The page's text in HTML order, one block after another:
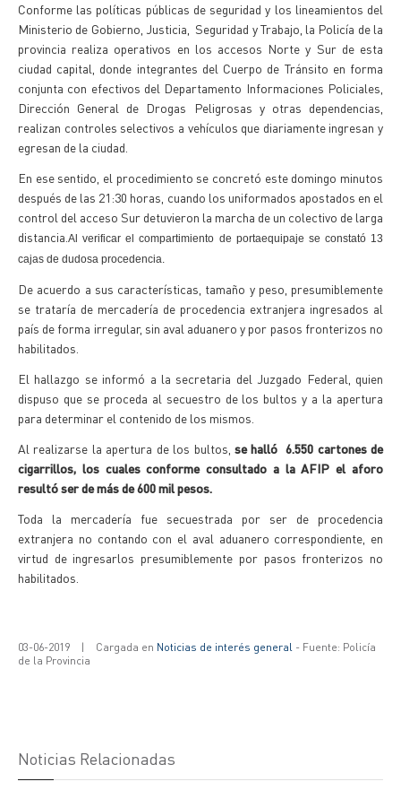
Conforme las políticas públicas de seguridad y los lineamientos del
Ministerio de Gobierno, Justicia, Seguridad y Trabajo, la Policía de la
provincia realiza operativos en los accesos Norte y Sur de esta
ciudad capital, donde integrantes del Cuerpo de Tránsito en forma
conjunta con efectivos del Departamento Informaciones Policiales,
Dirección General de Drogas Peligrosas y otras dependencias,
realizan controles selectivos a vehículos que diariamente ingresan y
egresan de la ciudad.
En ese sentido, el procedimiento se concretó este domingo minutos
después de las 21:30 horas, cuando los uniformados apostados en el
control del acceso Sur detuvieron la marcha de un colectivo de larga
distancia. Al verificar el compartimiento de portaequipaje se constató 13
cajas de dudosa procedencia.
De acuerdo a sus características, tamaño y peso, presumiblemente
se trataría de mercadería de procedencia extranjera ingresados al
país de forma irregular, sin aval aduanero y por pasos fronterizos no
habilitados.
El hallazgo se informó a la secretaria del Juzgado Federal, quien
dispuso que se proceda al secuestro de los bultos y a la apertura
para determinar el contenido de los mismos.
Al realizarse la apertura de los bultos, se halló 6.550 cartones de
cigarrillos, los cuales conforme consultado a la AFIP el aforo
resultó ser de más de 600 mil pesos.
Toda la mercadería fue secuestrada por ser de procedencia
extranjera no contando con el aval aduanero correspondiente, en
virtud de ingresarlos presumiblemente por pasos fronterizos no
habilitados.
03-06-2019 | Cargada en Noticias de interés general - Fuente: Policía
de la Provincia
Noticias Relacionadas